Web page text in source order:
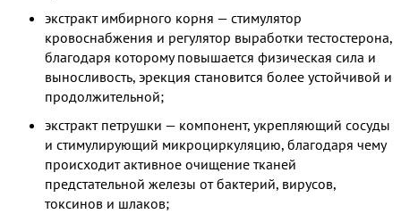
экстракт имбирного корня — стимулятор
кровоснабжения и регулятор выработки тестостерона,
благодаря которому повышается физическая сила и
выносливость, эрекция становится более устойчивой и
продолжительной;
экстракт петрушки — компонент, укрепляющий сосуды
и стимулирующий микроциркуляцию, благодаря чему
происходит активное очищение тканей
предстательной железы от бактерий, вирусов,
токсинов и шлаков;